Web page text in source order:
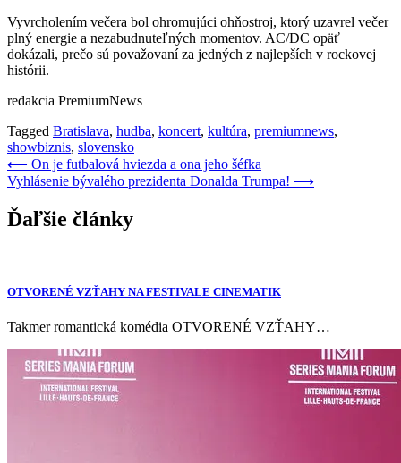
Vyvrcholením večera bol ohromujúci ohňostroj, ktorý uzavrel večer
plný energie a nezabudnuteľných momentov. AC/DC opäť
dokázali, prečo sú považovaní za jedných z najlepších v rockovej
histórii.
redakcia PremiumNews
Tagged Bratislava, hudba, koncert, kultúra, premiumnews,
showbiznis, slovensko
Navigácia
v
článku
⟵ On je futbalová hviezda a ona jeho šéfka
Vyhlásenie bývalého prezidenta Donalda Trumpa! ⟶
Ďaľšie články
OTVORENÉ VZŤAHY NA FESTIVALE CINEMATIK
Takmer romantická komédia OTVORENÉ VZŤAHY…